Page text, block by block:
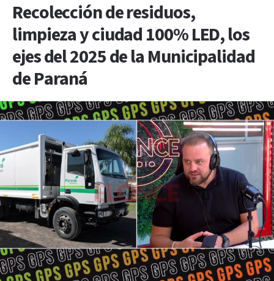
Recolección de residuos,
limpieza y ciudad 100% LED, los
ejes del 2025 de la Municipalidad
de Paraná